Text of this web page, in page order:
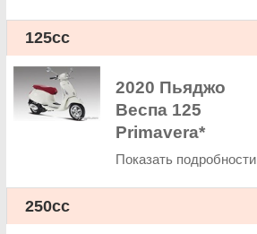
125cc
2020 Пьяджо
Веспа 125
Primavera*
Показать подробности
250cc